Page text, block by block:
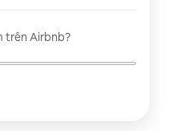
trên Airbnb?